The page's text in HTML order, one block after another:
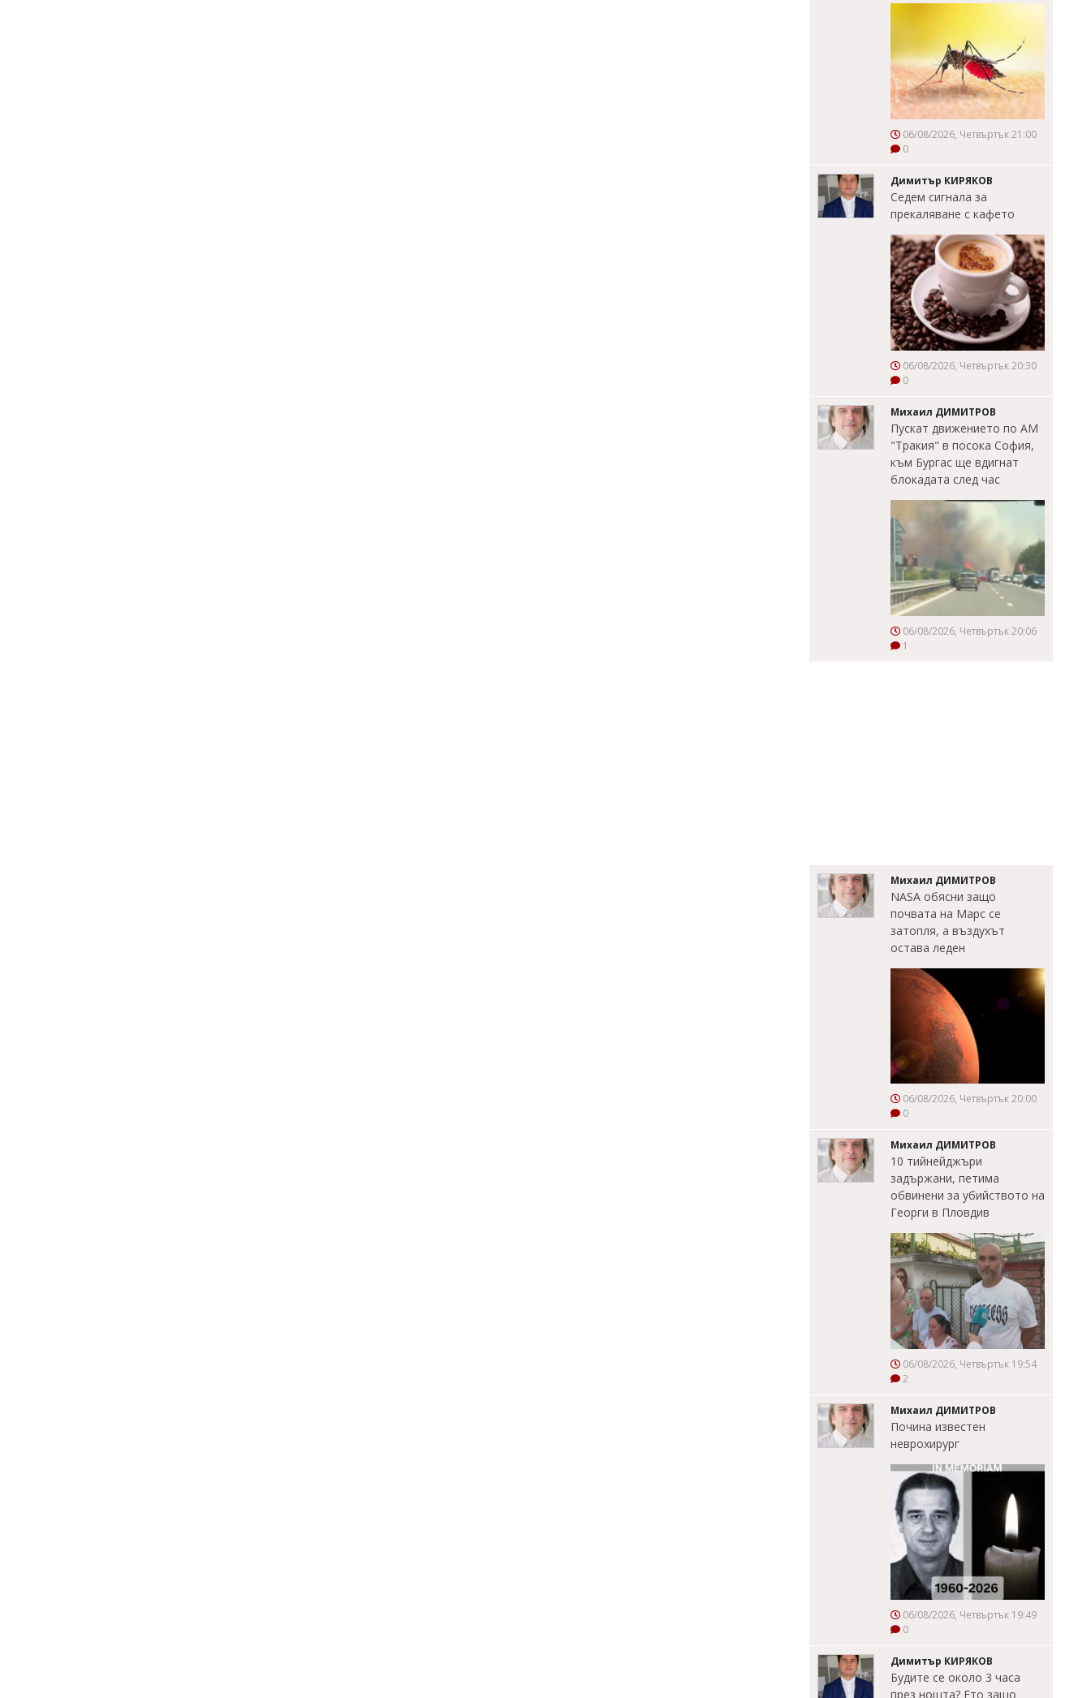
06/08/2026, Четвъртък 21:00
0
Димитър КИРЯКОВ
Седем сигнала за
прекаляване с кафето
06/08/2026, Четвъртък 20:30
0
Михаил ДИМИТРОВ
Пускат движението по АМ
"Тракия" в посока София,
към Бургас ще вдигнат
блокадата след час
06/08/2026, Четвъртък 20:06
1
Михаил ДИМИТРОВ
NASA обясни защо
почвата на Марс се
затопля, а въздухът
остава леден
06/08/2026, Четвъртък 20:00
0
Михаил ДИМИТРОВ
10 тийнейджъри
задържани, петима
обвинени за убийството на
Георги в Пловдив
06/08/2026, Четвъртък 19:54
2
Михаил ДИМИТРОВ
Почина известен
неврохирург
06/08/2026, Четвъртък 19:49
0
Димитър КИРЯКОВ
Будите се около 3 часа
през нощта? Ето защо